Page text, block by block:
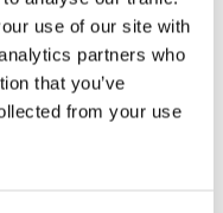
use of our site with
partners who
that you’ve
from your use
&
sprøde